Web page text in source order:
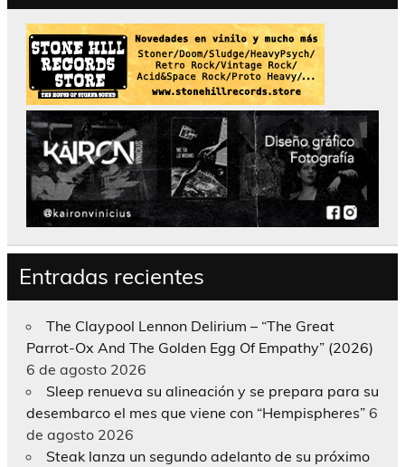
Entradas recientes
The Claypool Lennon Delirium – “The Great
Parrot-Ox And The Golden Egg Of Empathy” (2026)
6 de agosto 2026
Sleep renueva su alineación y se prepara para su
desembarco el mes que viene con “Hempispheres” 6
de agosto 2026
Steak lanza un segundo adelanto de su próximo